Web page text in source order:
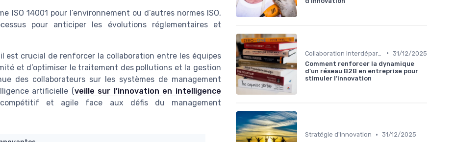
ISO 14001 pour l’environnement ou d’autres normes ISO,
pour anticiper les évolutions réglementaires et
est crucial de renforcer la collaboration entre les équipes
et d’optimiser le traitement des pollutions et la gestion
des collaborateurs sur les systèmes de management
artificielle (veille sur l’innovation en intelligence
et agile face aux défis du management
• 31/12/2025
Comment renforcer la dynamique
d’un réseau B2B en entreprise pour
stimuler l’innovation
Stratégie d'innovation • 31/12/2025